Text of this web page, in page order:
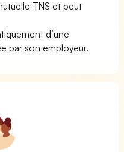
TNS et peut
d’une
par son employeur.